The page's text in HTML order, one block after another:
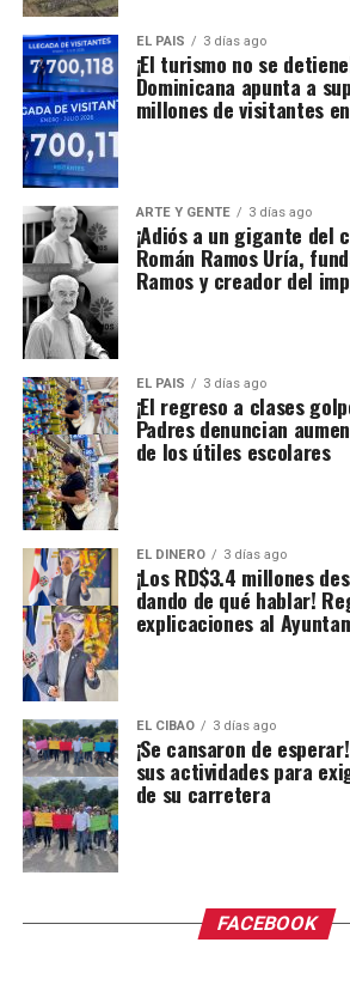
EL PAIS 3 días ago
¡El turismo no se
Dominicana apunta a
millones de visitantes
ARTE Y GENTE 3 días ago
¡Adiós a un gigante del
Román Ramos Uría,
Ramos y creador del
EL PAIS 3 días ago
¡El regreso a clases
Padres denuncian
de los útiles escolares
EL DINERO 3 días ago
¡Los RD$3.4 millones
dando de qué hablar!
explicaciones al
EL CIBAO 3 días ago
¡Se cansaron de
sus actividades para
de su carretera
FACEBOOK